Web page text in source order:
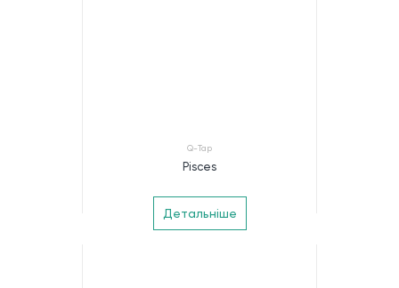
Q-Tap
Pisces
Детальніше